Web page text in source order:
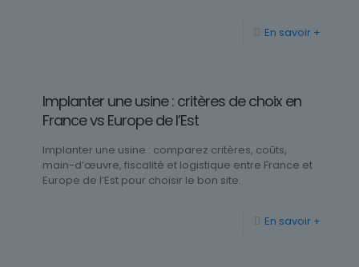
En savoir +
Implanter une usine : critères de choix en
France vs Europe de l’Est
Implanter une usine : comparez critères, coûts,
main-d’œuvre, fiscalité et logistique entre France et
Europe de l’Est pour choisir le bon site.
En savoir +